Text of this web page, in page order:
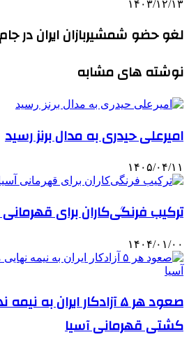
۱۴۰۳/۱۲/۱۳
لغو حضو شمشیربازان ایران در جام
نوشته های مشابه
امیرعلی حیدری به مدال برنز رسید
۱۴۰۵/۰۴/۱۱
ترکیب فرنگی‌کاران برای
۱۴۰۴/۰۱/۰۰
صعود هر ۵ آزادکار ایران
کشتی قهرمانی آسیا